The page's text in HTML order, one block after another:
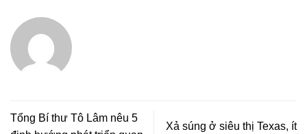
Tổng Bí thư Tô Lâm nêu 5
Xả súng ở siêu thị Texas, ít